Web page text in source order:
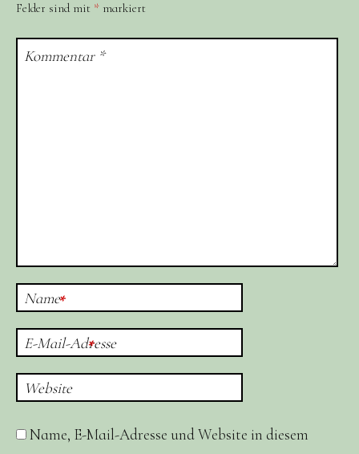
Felder sind mit * markiert
Kommentar *
Name*
E-Mail-Adresse
*
Website
Name, E-Mail-Adresse und Website in diesem